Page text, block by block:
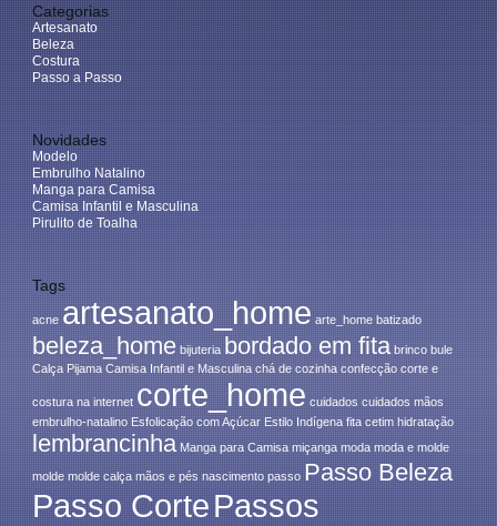
Categorias
Artesanato
Beleza
Costura
Passo a Passo
Novidades
Modelo
Embrulho Natalino
Manga para Camisa
Camisa Infantil e Masculina
Pirulito de Toalha
Tags
acne artesanato_home arte_home batizado
beleza_home bijuteria bordado em fita brinco bule
Calça Pijama Camisa Infantil e Masculina chá de cozinha confecção corte e
costura na internet corte_home cuidados cuidados mãos
embrulho-natalino Esfolicação com Açúcar Estilo Indígena fita cetim hidratação
lembrancinha Manga para Camisa miçanga moda moda e molde
molde molde calça mãos e pés nascimento passo Passo Beleza
Passo CortePassos